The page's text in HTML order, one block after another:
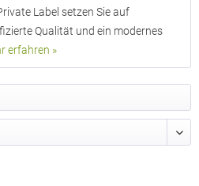
Label setzen Sie auf
Qualität und ein modernes
erfahren »